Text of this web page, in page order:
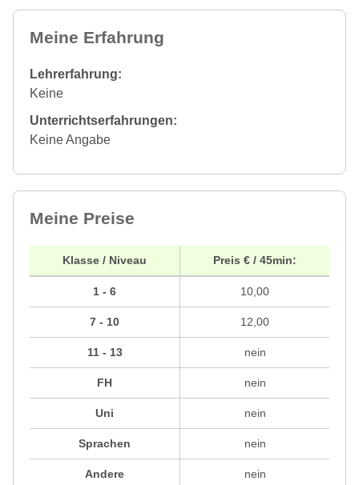
Meine Erfahrung
Lehrerfahrung:
Keine
Unterrichtserfahrungen:
Keine Angabe
Meine Preise
Klasse / Niveau
1 - 6
7 - 10
11 - 13
FH
Uni
Sprachen
Andere
Preis € / 45min:
10,00
12,00
nein
nein
nein
nein
nein